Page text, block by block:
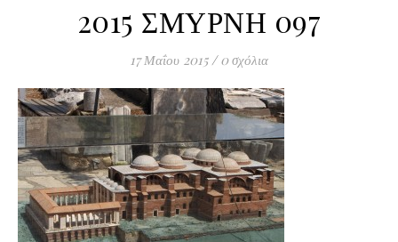
2015 ΣΜΥΡΝΗ 097
17 Μαΐου 2015 / 0 σχόλια